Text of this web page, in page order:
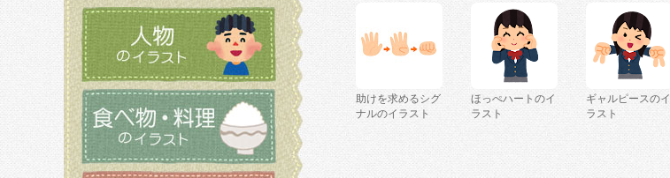
助けを求めるシグ
ナルのイラスト
ほっぺハートのイ
ラスト
ギャルピースのイ
ラスト